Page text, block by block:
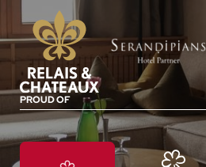
PROUD OF